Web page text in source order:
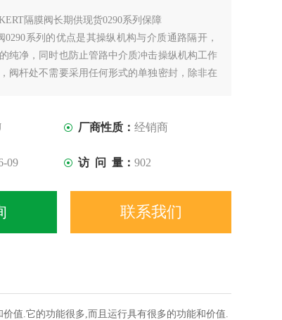
隔膜阀长期供现货0290系列保障
0290系列的优点是其操纵机构与介质通路隔开，
纯净，同时也防止管路中介质冲击操纵机构工作
阀杆处不需要采用任何形式的单独密封，除非在
厂商性质： 经销商
09 访 问 量： 902
联系我们
值.它的功能很多,而且运行具有很多的功能和价值.